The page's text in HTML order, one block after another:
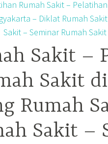
Sakit –
Sakit
Rumah
Sakit –